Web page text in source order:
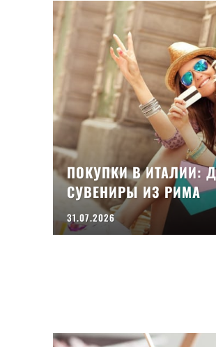
ПОКУПКИ В ИТАЛИИ:
СУВЕНИРЫ ИЗ РИМА
31.07.2026